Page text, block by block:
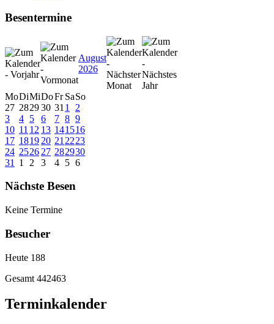
Besentermine
August
2026
MoDiMiDoFr SaSo
27 282930 31 1
2
3
4 5 6 7 8 9
10 11 12 13 141516
17 1819 20 21 2223
24 2526 27 282930
31
1 2 3 4 5 6
Nächste Besen
Keine Termine
Besucher
Heute 188
Gesamt 442463
Terminkalender